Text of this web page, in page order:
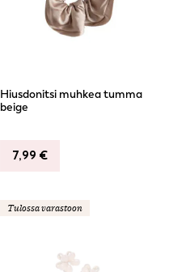
Hiusdonitsi muhkea tumma
beige
7,99 €
Tulossa varastoon